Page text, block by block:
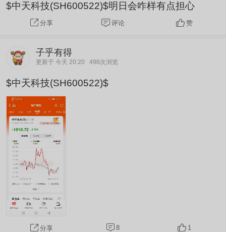
$中天科技(SH600522)$明日会咋样有点担心
分享 评论 赞
子乎有得
更新于 今天 20:20 496次浏览
$中天科技(SH600522)$
分享 8 1